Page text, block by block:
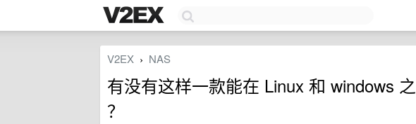
V2EX › NAS
有没有这样一款能在 Linux 和 windows
？